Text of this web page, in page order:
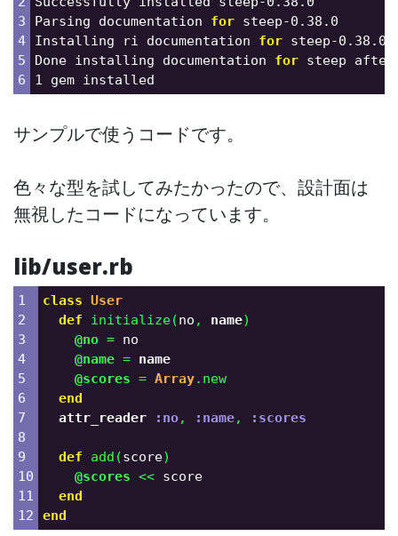
3
4
5
Parsing documentation for steep-0.38.0
Installing ri documentation for steep-0.38.0
Done installing documentation for steep after
サンプルで使うコードです。
色々な型を試してみたかったので、設計面は
無視したコードになっています。
lib/user.rb
1
2
3
4
5
6
7
8
9
10
11
class User
def
initialize(no , name)
@no = no
@name = name
@scores = Array. new
end
attr_reader
:no, :name, :scores
def add (score)
@scores << score
end
end